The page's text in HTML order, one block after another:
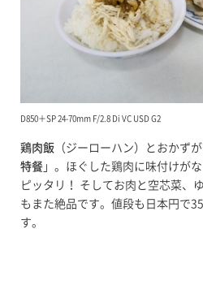
D850＋SP 24-70mm F/2.8 Di VC USD G2
鶏肉飯 （ジーローハン）とおかず
特餐 」。ほぐした鶏肉に味付けが
ピッタリ！ そしてお肉と空芯菜、
もまた絶品です。値段も日本円で
す。